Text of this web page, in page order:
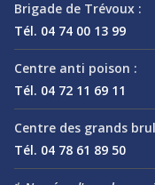
Brigade de Trévoux :
Tél. 04 74 00 13 99
Centre anti poison :
Tél. 04 72 11 69 11
Centre des grands
Tél. 04 78 61 89 50